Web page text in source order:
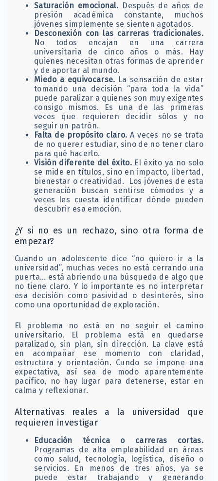
Saturación emocional. Después de años de
presión académica constante, muchos
jóvenes simplemente se sienten agotados.
Desconexión con las carreras tradicionales.
No todos encajan en una carrera
universitaria de cinco años o más. Hay
quienes necesitan otras formas de aprender
y de aportar al mundo.
Miedo a equivocarse. La sensación de estar
tomando una decisión “para toda la vida”
puede paralizar a quienes son muy exigentes
consigo mismos. Es una de las primeras
veces que requieren decidir sólos y no
seguir un patrón.
Falta de propósito claro. A veces no se trata
de no querer estudiar, sino de no tener claro
para qué hacerlo.
Visión diferente del éxito.El éxito ya no solo
se mide en títulos, sino en impacto, libertad,
bienestar o creatividad. Los jóvenes de esta
generación buscan sentirse cómodos y a
veces les cuesta identificar dónde pueden
descubrir esa emoción.
¿Y si no es un rechazo, sino otra forma de
empezar?
Cuando un adolescente dice “no quiero ir a la
universidad”, muchas veces no está cerrando una
puerta… está abriendo una búsqueda de algo que
no tiene claro. Y lo importante es no interpretar
esa decisión como pasividad o desinterés, sino
como una oportunidad de exploración.
El problema no está en no seguir el camino
universitario. El problema está en quedarse
paralizado, sin plan, sin dirección. La clave está
en acompañar ese momento con claridad,
estructura y orientación. Cundo se impone una
expectativa, así sea de modo aparentemente
pacífico, no hay lugar para detenerse, estar en
calma y reflexionar.
Alternativas reales a la universidad que
requieren investigar
Educación técnica o carreras cortas.
Programas de alta empleabilidad en áreas
como salud, tecnología, logística, diseño o
servicios. En menos de tres años, ya se
puede estar trabajando y generando